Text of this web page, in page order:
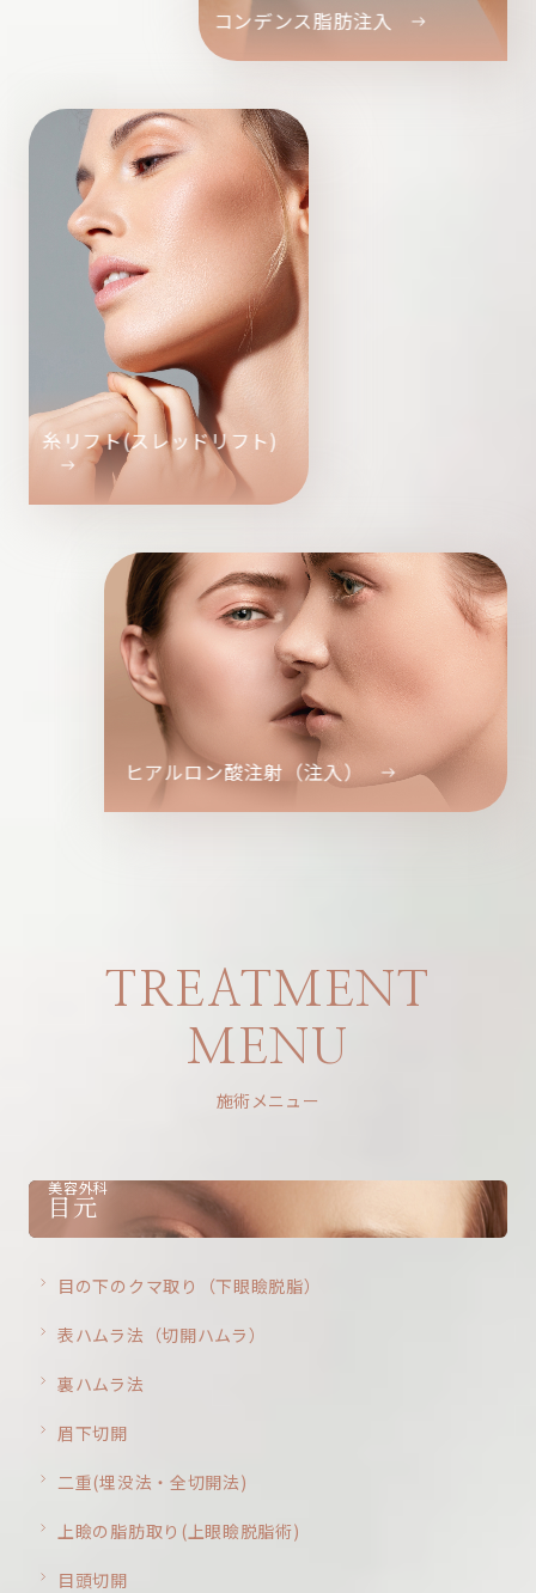
コンデンス脂肪注入
糸リフト(スレッドリフト)
ヒアルロン酸注射（注入）
TREATMENT
MENU
施術メニュー
美容外科
目元
目の下のクマ取り（下眼瞼脱脂）
表ハムラ法（切開ハムラ）
裏ハムラ法
眉下切開
二重(埋没法・全切開法)
上瞼の脂肪取り(上眼瞼脱脂術)
目頭切開